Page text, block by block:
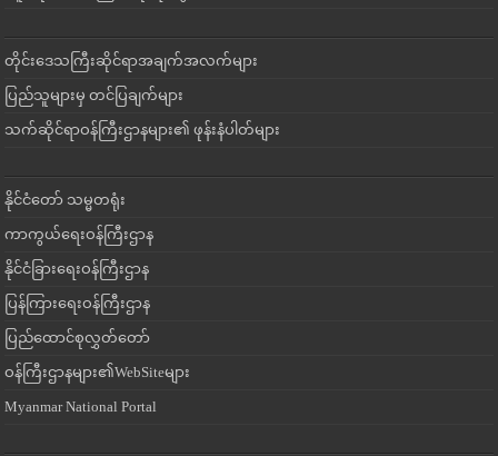
တိုင်းဒေသကြီးဆိုင်ရာအချက်အလက်များ
ပြည်သူများမှ တင်ပြချက်များ
သက်ဆိုင်ရာဝန်ကြီးဌာနများ၏ ဖုန်းနံပါတ်များ
နိုင်ငံတော် သမ္မတရုံး
ကာကွယ်ရေးဝန်ကြီးဌာန
နိုင်ငံခြားရေးဝန်ကြီးဌာန
ပြန်ကြားရေးဝန်ကြီးဌာန
ပြည်ထောင်စုလွှတ်တော်
ဝန်ကြီးဌာနများ၏WebSiteများ
Myanmar National Portal